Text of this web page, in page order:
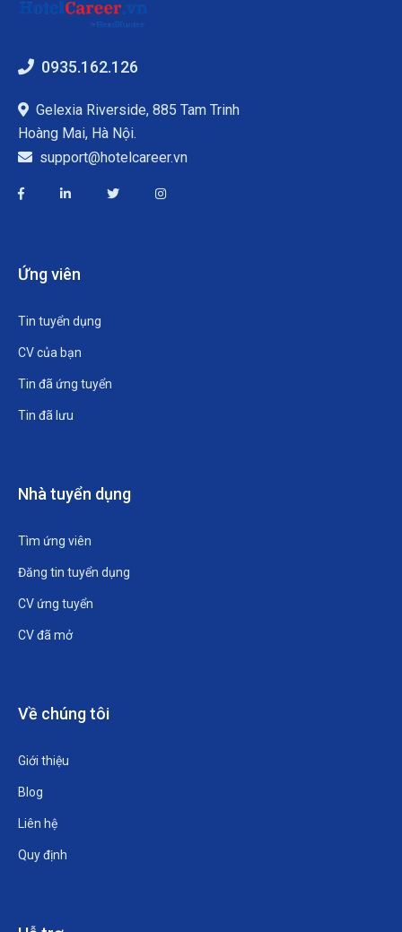
0935.162.126
Gelexia Riverside, 885 Tam Trinh
Hoàng Mai, Hà Nội.
support@hotelcareer.vn
Ứng viên
Tin tuyển dụng
CV của bạn
Tin đã ứng tuyển
Tin đã lưu
Nhà tuyển dụng
Tìm ứng viên
Đăng tin tuyển dụng
CV ứng tuyển
CV đã mở
Về chúng tôi
Giới thiệu
Blog
Liên hệ
Quy định